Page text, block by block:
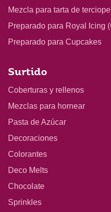
Mezcla para tarta de
Preparado para Royal Icing
Preparado para Cupcakes
Surtido
Coberturas y rellenos
Mezclas para hornear
Pasta de Azúcar
Decoraciones
Colorantes
Deco Melts
Chocolate
Sprinkles